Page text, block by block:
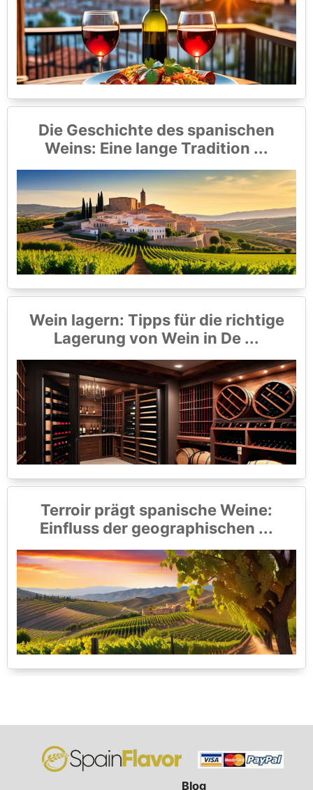
Die Geschichte des spanischen
Weins: Eine lange Tradition ...
Wein lagern: Tipps für die richtige
Lagerung von Wein in De ...
Terroir prägt spanische Weine:
Einfluss der geographischen ...
Blog